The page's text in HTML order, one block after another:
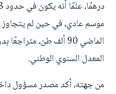
موسم عادي، في حين لم يتجاوز
المعدل السنوي الوطني.
من جهته، أكد مصدر مسؤول